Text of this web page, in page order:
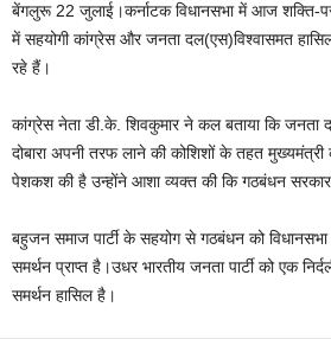
बेंगलुरू 22 जुलाई।कर्नाटक विधानसभा में आज शक्ति-
में सहयोगी कांग्रेस और जनता दल(एस)विश्वासमत
रहे हैं।
कांग्रेस नेता डी.के. शिवकुमार ने कल बताया कि जनता
दोबारा अपनी तरफ लाने की कोशिशों के तहत
पेशकश की है उन्होंने आशा व्यक्त की कि गठबंधन
बहुजन समाज पार्टी के सहयोग से गठबंधन को
समर्थन प्राप्त है।उधर भारतीय जनता पार्टी को एक
समर्थन हासिल है।